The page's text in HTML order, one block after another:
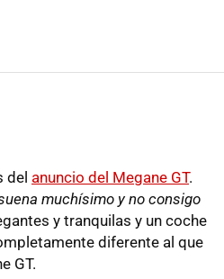
del anuncio del Megane GT.
muchísimo y no consigo
y tranquilas y un coche
diferente al que
GT.